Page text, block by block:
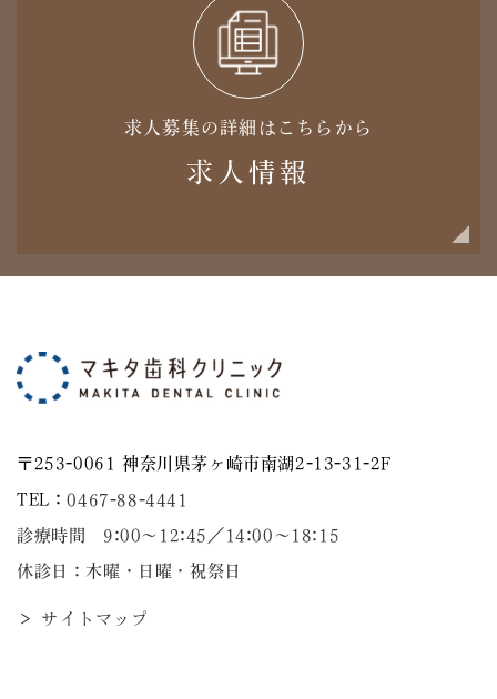
求人募集の詳細はこちらから
求人情報
〒253-0061 神奈川県茅ヶ崎市南湖2-13-31-2F
TEL：0467-88-4441
診療時間 9:00～12:45／14:00〜18:15
休診日：木曜・日曜・祝祭日
＞ サイトマップ